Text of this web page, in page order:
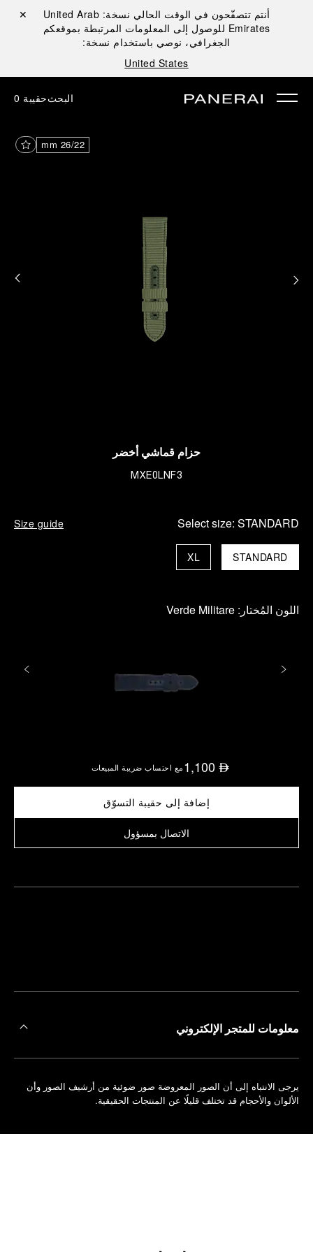
أنتم تتصفّحون في الوقت الحالي نسخة: United Arab
Emirates للوصول إلى المعلومات المرتبطة بموقعكم
الجغرافي، نوصي باستخدام نسخة:
United States
إغلاق ✕
البحثحقيبة 0
26/22 mm
حزام قماشي أخضر
MXE0LNF3
Select size: STANDARD
Size guide
STANDARD
XL
اللون المُختار: Verde Militare
⃃
1,100 مع احتساب ضريبة المبيعات
إضافة إلى حقيبة التسوّق
الاتصال بمسؤول
معلومات للمتجر الإلكتروني
يرجى الانتباه إلى أن الصور المعروضة صور ضوئية من أرشيف الصور وأن
الألوان والأحجام قد تختلف قليلًا عن المنتجات الحقيقية.